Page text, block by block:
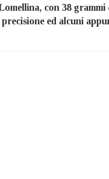
con 38 grammi
ed alcuni